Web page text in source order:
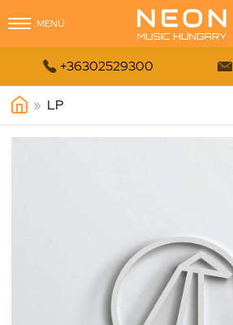
MENÜ
 +36302529300 
» LP